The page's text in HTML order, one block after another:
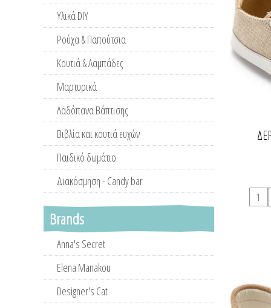
Υλικά DIY
Ρούχα & Παπούτσια
Κουτιά & Λαμπάδες
Μαρτυρικά
Λαδόπανα Βάπτισης
Βιβλία και κουτιά ευχών
Παιδικό δωμάτιο
Διακόσμηση - Candy bar
Brands
Anna's Secret
Elena Manakou
Designer's Cat